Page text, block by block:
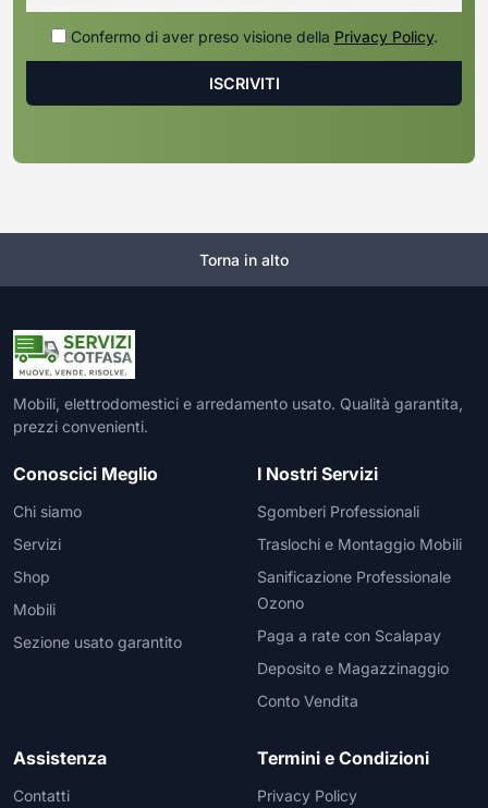
Confermo di aver preso visione della Privacy Policy.
Torna in alto
Mobili, elettrodomestici e arredamento usato. Qualità garantita,
prezzi convenienti.
Conoscici Meglio
Chi siamo
Servizi
Shop
Mobili
Sezione usato garantito
I Nostri Servizi
Sgomberi Professionali
Traslochi e Montaggio Mobili
Sanificazione Professionale
Ozono
Paga a rate con Scalapay
Deposito e Magazzinaggio
Conto Vendita
Assistenza
Contatti
Termini e Condizioni
Privacy Policy